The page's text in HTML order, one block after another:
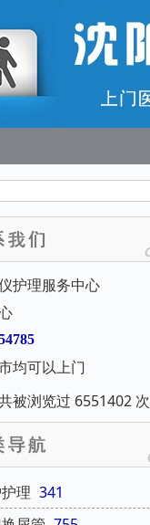
护理服务中心
均可以上门
被浏览过 6551402 次
理 341